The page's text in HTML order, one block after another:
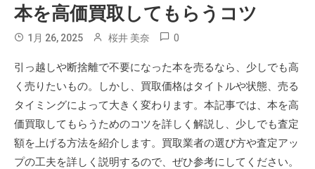
本を高価買取してもらうコツ
1月 26, 2025 桜井 美奈 0
引っ越しや断捨離で不要になった本を売るなら、少しでも高
く売りたいもの。しかし、買取価格はタイトルや状態、売る
タイミングによって大きく変わります。本記事では、本を高
価買取してもらうためのコツを詳しく解説し、少しでも査定
額を上げる方法を紹介します。買取業者の選び方や査定アッ
プの工夫を詳しく説明するので、ぜひ参考にしてください。